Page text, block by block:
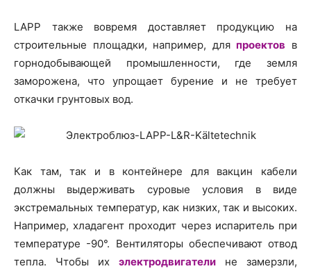
LAPP также вовремя доставляет продукцию на
строительные площадки, например, дляпроектов в
горнодобывающей промышленности, где земля
заморожена, что упрощает бурение и не требует
откачки грунтовых вод.
Как там, так и в контейнере для вакцин кабели
должны выдерживать суровые условия в виде
экстремальных температур, как низких, так и высоких.
Например, хладагент проходит через испаритель при
температуре -90°. Вентиляторы обеспечивают отвод
тепла. Чтобы их электродвигатели не замерзли,